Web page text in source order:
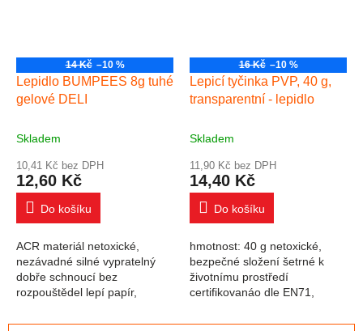
14 Kč –10 %
Lepidlo BUMPEES 8g tuhé
gelové DELI
Skladem
10,41 Kč bez DPH
12,60 Kč
Do košíku
ACR materiál netoxické,
nezávadné silné vypratelný
dobře schnoucí bez
rozpouštědel lepí papír,
papír vhodné do domácností,
16 Kč –10 %
Lepicí tyčinka PVP, 40 g,
transparentní - lepidlo
Skladem
11,90 Kč bez DPH
14,40 Kč
Do košíku
hmotnost: 40 g netoxické,
bezpečné složení šetrné k
životnímu prostředí
certifikovanáo dle EN71,
nedeformuje lepený povrch